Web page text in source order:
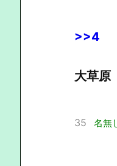
>>4
大草原
35 名無